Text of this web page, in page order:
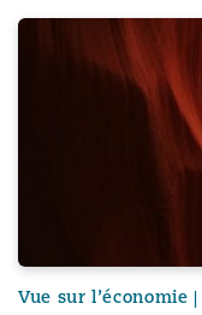
Insolvency
Vue sur l’économie